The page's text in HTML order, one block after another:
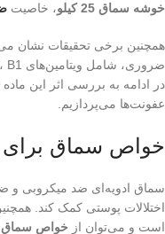
خوشه سماق 25 کیلو
، خاصیت
همچنین برخی تحقیقات نشان
ضروری، شامل ویتامین‌های C، B6، B1 و B2 دارد. با توجه به این
در ادامه به بررسی اثر این
عفونت‌ها می‌پردازیم.
خواص سماق
سماق ادویه‌ای ضد میکروبی و
اختلالات پوستی کمک کند.
است و می‌توان از خواص سماق